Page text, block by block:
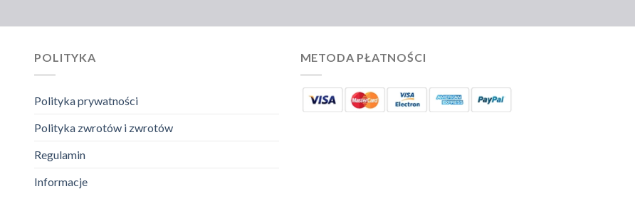
POLITYKA
Polityka prywatności
Polityka zwrotów i zwrotów
Regulamin
Informacje
METODA PŁATNOŚCI